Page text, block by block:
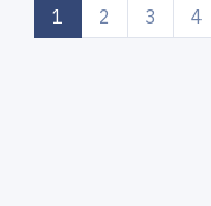
1 (current)
2 3 4